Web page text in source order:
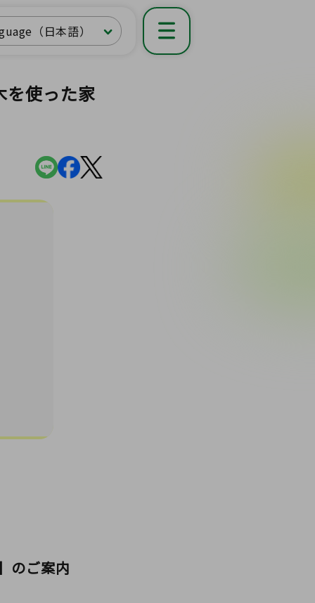
（日本語）
を使った家
のご案内